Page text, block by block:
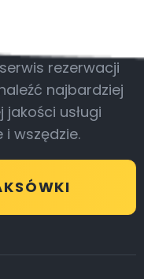
rezerwacji
najbardziej
usługi
wszędzie.